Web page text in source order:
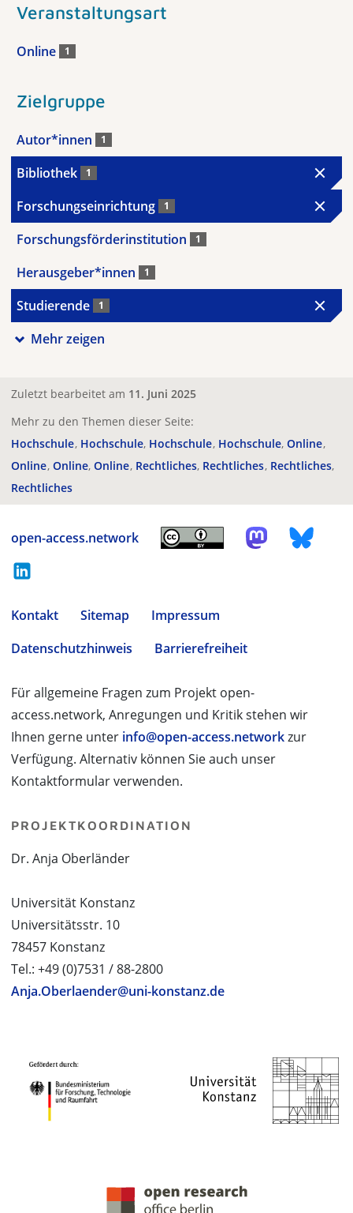
Veranstaltungsart
Online 1
Zielgruppe
Autor*innen 1
Bibliothek 1
Forschungseinrichtung 1
Forschungsförderinstitution 1
Herausgeber*innen 1
Studierende 1
Mehr zeigen
Zuletzt bearbeitet am 11. Juni 2025
Mehr zu den Themen dieser Seite:
Hochschule Hochschule Hochschule Hochschule Online
Online Online Online Rechtliches Rechtliches Rechtliches
Rechtliches
open-access.network
Kontakt Sitemap
Impressum
Datenschutzhinweis
Barrierefreiheit
Für allgemeine Fragen zum Projekt open-
access.network, Anregungen und Kritik stehen wir
Ihnen gerne unter info@open-access.networkzur
Verfügung. Alternativ können Sie auch unser
Kontaktformular verwenden.
PROJEKTKOORDINATION
Dr. Anja Oberländer
Universität Konstanz
Universitätsstr. 10
78457 Konstanz
Tel.: +49 (0)7531 / 88-2800
Anja.Oberlaender@uni-konstanz.de